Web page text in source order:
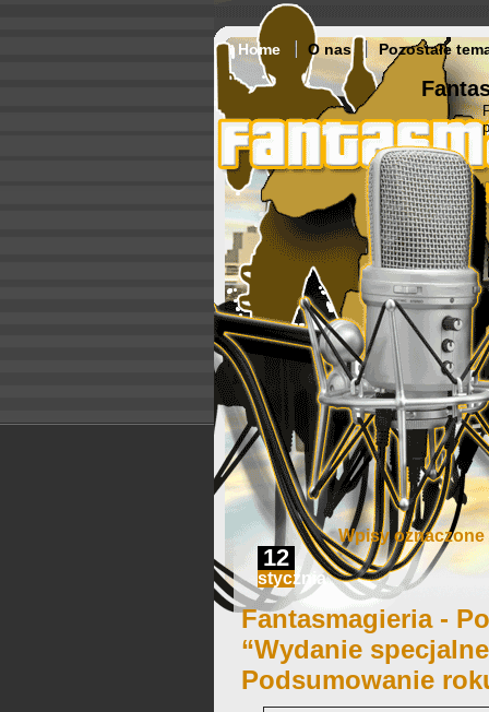
Home O nas Pozostałe
Wpisy oznaczone
12
stycznia
Fantasmagieria -
“Wydanie
Podsumowanie